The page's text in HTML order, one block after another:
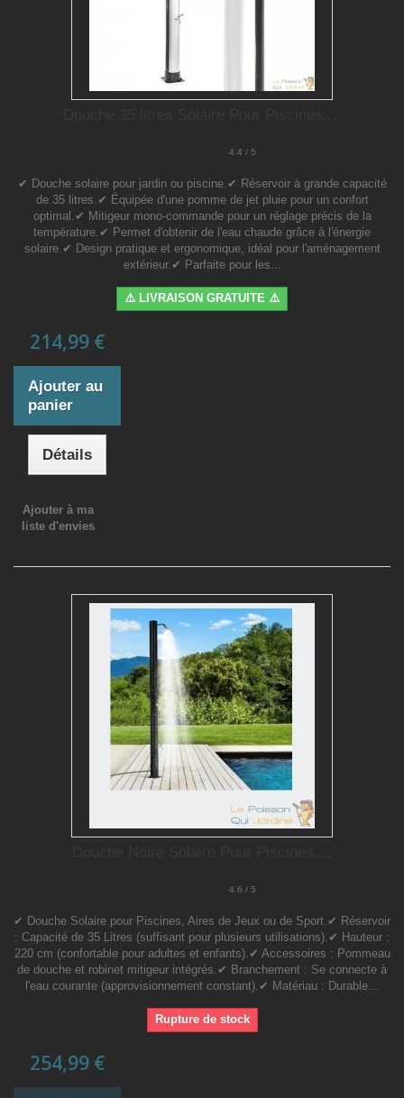
4.4 / 5
✔ Douche solaire pour jardin ou piscine.✔ Réservoir à grande capacité
de 35 litres.✔ Équipée d'une pomme de jet pluie pour un confort
optimal.✔ Mitigeur mono-commande pour un réglage précis de la
température.✔ Permet d'obtenir de l'eau chaude grâce à l'énergie
solaire.✔ Design pratique et ergonomique, idéal pour l'aménagement
extérieur.✔ Parfaite pour les...
⚠️ LIVRAISON GRATUITE ⚠️
214,99 €
Ajouter au
panier
Détails
Ajouter à ma
liste d'envies
4.6 / 5
✔ Douche Solaire pour Piscines, Aires de Jeux ou de Sport.✔ Réservoir
: Capacité de 35 Litres (suffisant pour plusieurs utilisations).✔ Hauteur :
220 cm (confortable pour adultes et enfants).✔ Accessoires : Pommeau
de douche et robinet mitigeur intégrés.✔ Branchement : Se connecte à
l'eau courante (approvisionnement constant).✔ Matériau : Durable...
Rupture de stock
254,99 €